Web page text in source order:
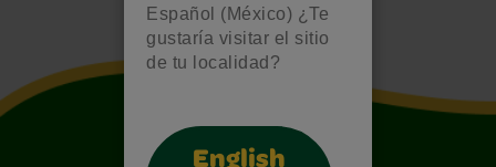
Español (México) ¿Te
gustaría visitar el sitio
de tu localidad?
English